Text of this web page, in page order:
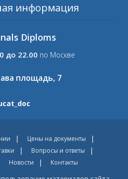
информация
Diploms
до 22.00 по Москве
площадь, 7
Цены на документы
Вопросы и ответы
Новости Контакты